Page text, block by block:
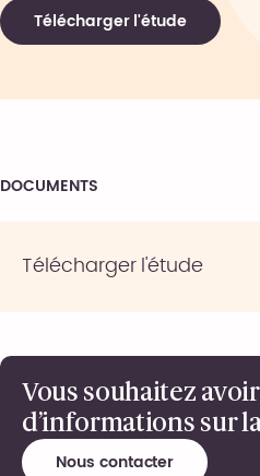
Télécharger l'étude
DOCUMENTS
Télécharger l'étude
Vous souhaitez
d’informations sur
Nous contacter